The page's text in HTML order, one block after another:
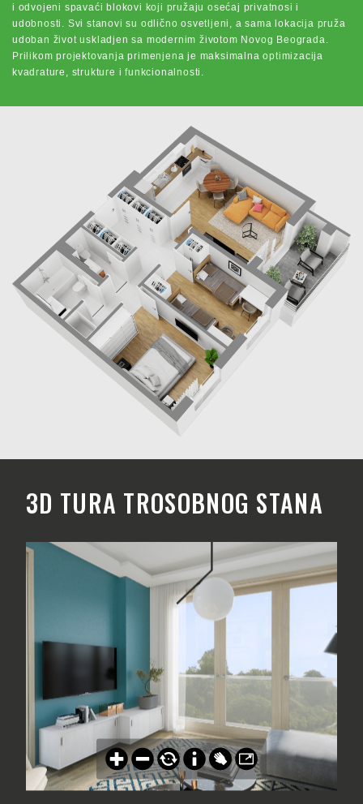
i odvojeni spavaći blokovi koji pružaju osećaj privatnosi i
udobnosti. Svi stanovi su odlično osvetljeni, a sama lokacija pruža
udoban život uskladjen sa modernim životom Novog Beograda.
Prilikom projektovanja primenjena je maksimalna optimizacija
kvadrature, strukture i funkcionalnosti.
3D TURA TROSOBNOG STANA